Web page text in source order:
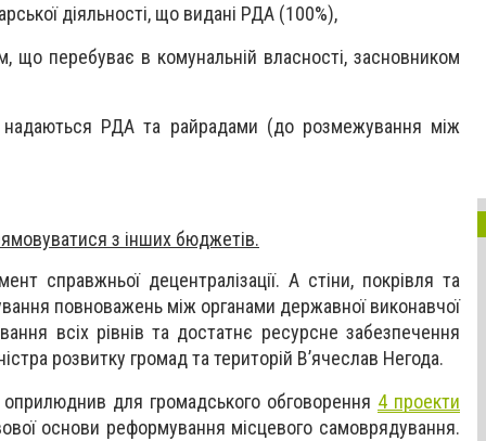
діяльності, що видані РДА (100%),
перебуває в комунальній власності, засновником
РДА та райрадами (до розмежування між
з інших бюджетів.
справжньої децентралізації. А стіни, покрівля та
повноважень між органами державної виконавчої
всіх рівнів та достатнє ресурсне забезпечення
розвитку громад та територій В’ячеслав Негода.
для громадського обговорення 4 проекти
основи реформування місцевого самоврядування.